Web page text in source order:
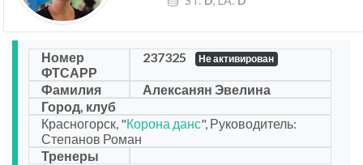
Номер
ФТСАРР
237325 Не активирован
Фамилия
Алексанян Эвелина
Город, клуб
Красногорск, "Корона данс", Руководитель:
Степанов Роман
Тренеры